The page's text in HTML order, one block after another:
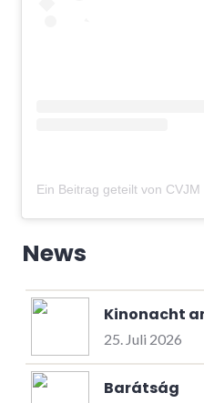
News
Kinonacht
25. Juli 2026
Barátság